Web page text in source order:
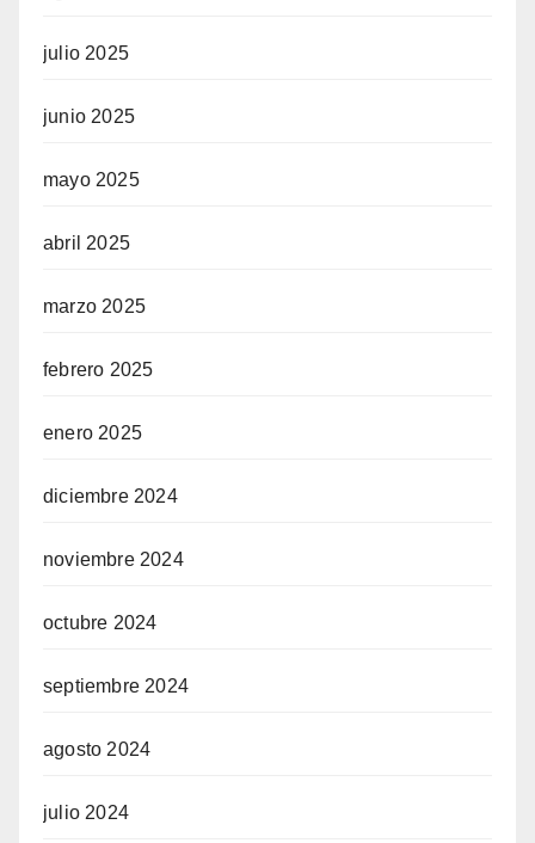
julio 2025
junio 2025
mayo 2025
abril 2025
marzo 2025
febrero 2025
enero 2025
diciembre 2024
noviembre 2024
octubre 2024
septiembre 2024
agosto 2024
julio 2024